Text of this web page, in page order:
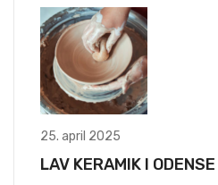
25. april 2025
LAV KERAMIK I ODENSE